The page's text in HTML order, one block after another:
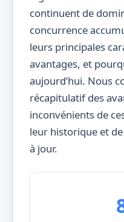
continuent de
concurrence
leurs principales
avantages, et
aujourd’hui. Nous
récapitulatif des
inconvénients de
leur historique et
à jour.